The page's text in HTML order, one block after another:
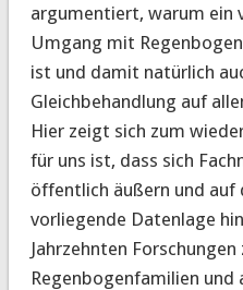
argumentiert, warum ein
Umgang mit
ist und damit natürlich
Gleichbehandlung auf
Hier zeigt sich zum
für uns ist, dass sich
öffentlich äußern und
vorliegende Datenlage
Jahrzehnten
Regenbogenfamilien